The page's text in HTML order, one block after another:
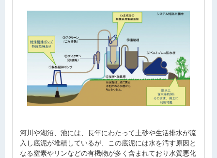
河川や湖沼、池には、長年にわたって土砂や生活排水が流
入し底泥が堆積しているが、この底泥には水を汚す原因と
なる窒素やリンなどの有機物が多く含まれており水質悪化